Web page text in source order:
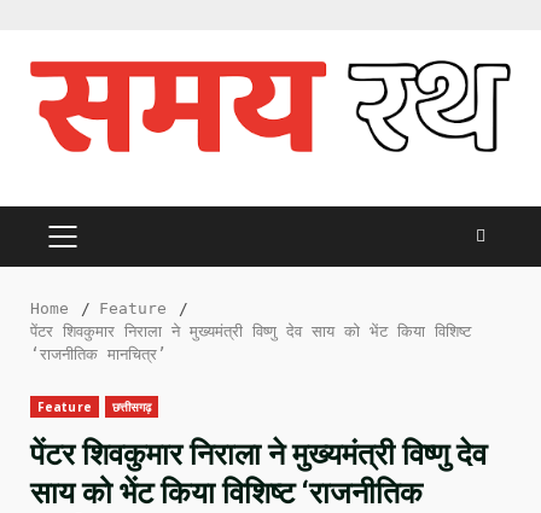
content
PRIMARY
Home
Feature
पेंटर शिवकुमार निराला ने मुख्यमंत्री विष्णु देव साय को भेंट किया विशिष्ट
‘राजनीतिक मानचित्र’
Feature छत्तीसगढ़
पेंटर शिवकुमार निराला ने मुख्यमंत्री विष्णु देव
साय को भेंट किया विशिष्ट ‘राजनीतिक